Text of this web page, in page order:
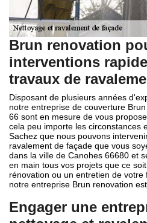
Brun renovation
interventions
travaux de
Disposant de plusieurs années
notre entreprise de couverture
66 sont en mesure de vous
cela peu importe les circonstances
Sachez que nous pouvons
ravalement de façade que vous
dans la ville de Canohes 66680 et
en main tous vos projets que ce
rénovation ou un entretien de
notre entreprise Brun renovation
Engager une